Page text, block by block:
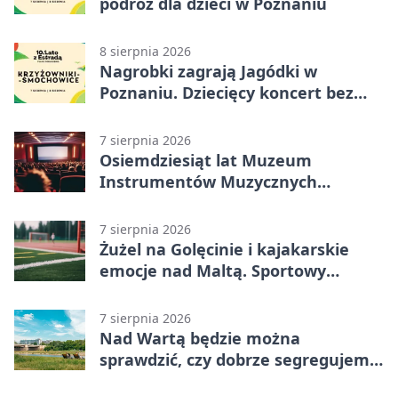
8 sierpnia 2026
Nagrobki zagrają Jagódki w
Poznaniu. Dziecięcy koncert bez
7 sierpnia 2026
Osiemdziesiąt lat Muzeum
Instrumentów Muzycznych
7 sierpnia 2026
Żużel na Golęcinie i kajakarskie
emocje nad Maltą. Sportowy
7 sierpnia 2026
Nad Wartą będzie można
sprawdzić, czy dobrze segregujemy